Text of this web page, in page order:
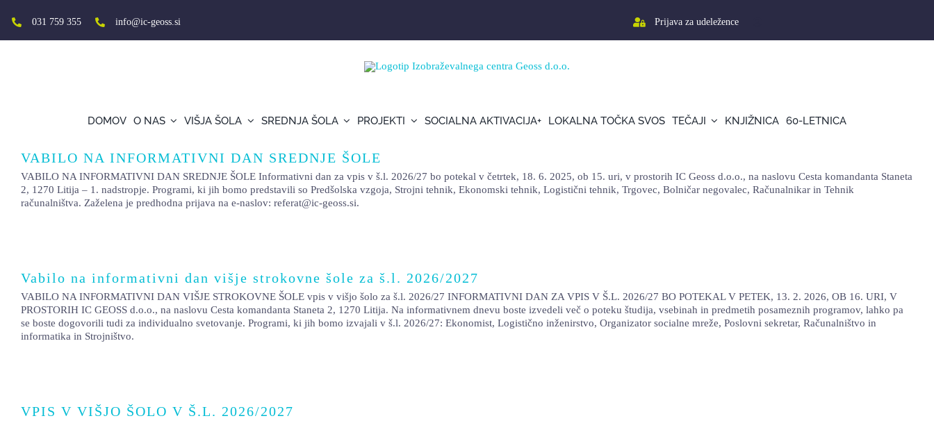
031 759 355 info@ic-geoss.si Prijava za udeležence
DOMOV O NAS VIŠJA ŠOLA SREDNJA ŠOLA PROJEKTI SOCIALNA AKTIVACIJA+ LOKALNA TOČKA SVOS TEČAJI KNJIŽNICA 60-LETNICA
VABILO NA INFORMATIVNI DAN SREDNJE ŠOLE
VABILO NA INFORMATIVNI DAN SREDNJE ŠOLE Informativni dan za vpis v š.l. 2026/27 bo potekal v četrtek, 18. 6. 2025, ob 15. uri, v prostorih IC Geoss d.o.o., na naslovu Cesta komandanta Staneta
2, 1270 Litija – 1. nadstropje. Programi, ki jih bomo predstavili so Predšolska vzgoja, Strojni tehnik, Ekonomski tehnik, Logistični tehnik, Trgovec, Bolničar negovalec, Računalnikar in Tehnik
računalništva. Zaželena je predhodna prijava na e-naslov: referat@ic-geoss.si.
Vabilo na informativni dan višje strokovne šole za š.l. 2026/2027
VABILO NA INFORMATIVNI DAN VIŠJE STROKOVNE ŠOLE vpis v višjo šolo za š.l. 2026/27 INFORMATIVNI DAN ZA VPIS V Š.L. 2026/27 BO POTEKAL V PETEK, 13. 2. 2026, OB 16. URI, V
PROSTORIH IC GEOSS d.o.o., na naslovu Cesta komandanta Staneta 2, 1270 Litija. Na informativnem dnevu boste izvedeli več o poteku študija, vsebinah in predmetih posameznih programov, lahko pa
se boste dogovorili tudi za individualno svetovanje. Programi, ki jih bomo izvajali v š.l. 2026/27: Ekonomist, Logistično inženirstvo, Organizator socialne mreže, Poslovni sekretar, Računalništvo in
informatika in Strojništvo.
VPIS V VIŠJO ŠOLO V Š.L. 2026/2027